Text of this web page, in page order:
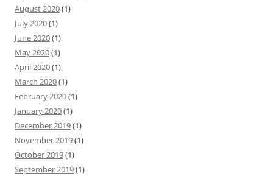
August 2020(1)
July 2020(1)
June 2020(1)
May 2020(1)
April 2020(1)
March 2020(1)
February 2020(1)
January 2020(1)
December 2019(1)
November 2019(1)
October 2019(1)
September 2019(1)